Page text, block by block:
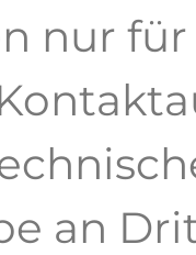
nur
an